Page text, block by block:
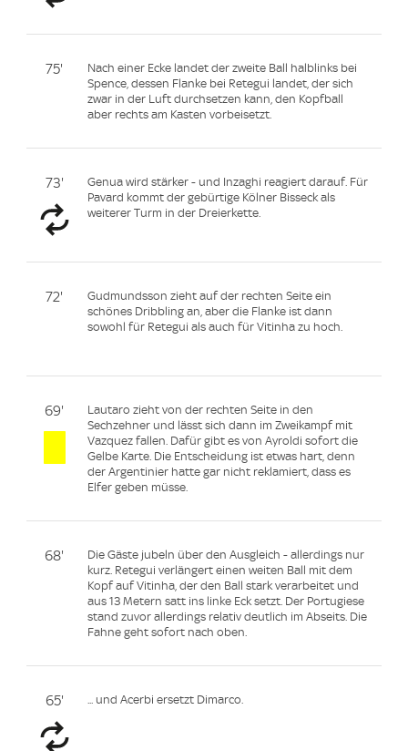
75'
Nach einer Ecke landet der zweite Ball halblinks bei
Spence, dessen Flanke bei Retegui landet, der sich
zwar in der Luft durchsetzen kann, den Kopfball
aber rechts am Kasten vorbeisetzt.
73'
Genua wird stärker - und Inzaghi reagiert darauf. Für
Pavard kommt der gebürtige Kölner Bisseck als
weiterer Turm in der Dreierkette.
72'
Gudmundsson zieht auf der rechten Seite ein
schönes Dribbling an, aber die Flanke ist dann
sowohl für Retegui als auch für Vitinha zu hoch.
69'
Lautaro zieht von der rechten Seite in den
Sechzehner und lässt sich dann im Zweikampf mit
Vazquez fallen. Dafür gibt es von Ayroldi sofort die
Gelbe Karte. Die Entscheidung ist etwas hart, denn
der Argentinier hatte gar nicht reklamiert, dass es
Elfer geben müsse.
68'
Die Gäste jubeln über den Ausgleich - allerdings nur
kurz. Retegui verlängert einen weiten Ball mit dem
Kopf auf Vitinha, der den Ball stark verarbeitet und
aus 13 Metern satt ins linke Eck setzt. Der Portugiese
stand zuvor allerdings relativ deutlich im Abseits. Die
Fahne geht sofort nach oben.
65' ... und Acerbi ersetzt Dimarco.